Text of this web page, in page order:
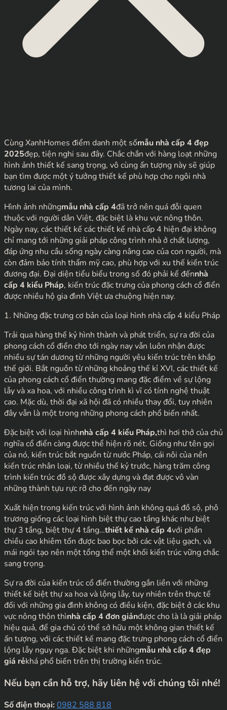
Cùng XanhHomes điểm danh một sốmẫu nhà cấp 4 đẹp
2025đẹp, tiện nghi sau đây. Chắc chắn với hàng loạt những
hình ảnh thiết kế sang trọng, vô cùng ấn tượng này sẽ giúp
bạn tìm được một ý tưởng thiết kế phù hợp cho ngôi nhà
tương lai của mình.
Hình ảnh nhữngmẫu nhà cấp 4đã trở nên quá đỗi quen
thuộc với người dân Việt, đặc biệt là khu vực nông thôn.
Ngày nay, các thiết kế các thiết kế nhà cấp 4 hiện đại không
chỉ mang tới những giải pháp công trình nhà ở chất lượng,
đáp ứng nhu cầu sống ngày càng nâng cao của con người, mà
còn đảm bảo tính thẩm mỹ cao, phù hợp với xu thế kiến trúc
đương đại. Đại diện tiểu biểu trong số đó phải kể đếnnhà
cấp 4 kiểu Pháp, kiến trúc đặc trưng của phong cách cổ điển
được nhiều hộ gia đình Việt ưa chuộng hiện nay.
1. Những đặc trưng cơ bản của loại hình nhà cấp 4 kiểu Pháp
Trải qua hàng thế kỷ hình thành và phát triển, sự ra đời của
phong cách cổ điển cho tới ngày nay vẫn luôn nhận được
nhiều sự tán dương từ những người yêu kiến trúc trên khắp
thế giới. Bắt nguồn từ những khoảng thế kỉ XVI, các thiết kế
của phong cách cổ điển thường mang đặc điểm về sự lộng
lẫy và xa hoa, với nhiều công trình kì vĩ có tính nghệ thuật
cao. Mặc dù, thời đại xã hội đã có nhiều thay đổi, tuy nhiên
đây vẫn là một trong những phong cách phổ biến nhất.
Đặc biệt với loại hìnhnhà cấp 4 kiểu Pháp,thì hơi thở của chủ
nghĩa cổ điển càng được thể hiện rõ nét. Giống như tên gọi
của nó, kiến trúc bắt nguồn từ nước Pháp, cái nôi của nền
kiến trúc nhân loại, từ nhiều thế kỷ trước, hàng trăm công
trình kiến trúc đồ sộ được xây dựng và đạt được vô vàn
những thành tựu rực rỡ cho đến ngày nay
Xuất hiện trong kiến trúc với hình ảnh không quá đồ sộ, phô
trương giống các loại hình biệt thự cao tầng khác như biệt
thự 3 tầng, biệt thự 4 tầng…thiết kế nhà cấp 4với phần
chiều cao khiêm tốn được bao bọc bởi các vật liệu gạch, và
mái ngói tạo nên một tổng thể một khối kiến trúc vững chắc
sang trọng.
Sự ra đời của kiến trúc cổ điển thường gắn liền với những
thiết kế biệt thự xa hoa và lộng lẫy, tuy nhiên trên thực tế
đối với những gia đình không có điều kiện, đặc biệt ở các khu
vực nông thôn thìnhà cấp 4 đơn giảnđược cho là là giải pháp
hiệu quả, để gia chủ có thể sở hữu một không gian thiết kế
ấn tượng, với các thiết kế mang đặc trưng phong cách cổ điển
lộng lẫy nguy nga. Đặc biệt khi nhữngmẫu nhà cấp 4 đẹp
giá rẻkhá phổ biến trên thị trường kiến trúc.
Nếu bạn cần hỗ trợ, hãy liên hệ với chúng tôi nhé!
Số điện thoại:0982 588 818